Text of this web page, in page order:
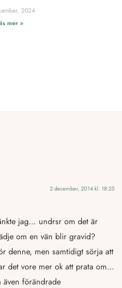
2024
mer »
2 december, 2014 kl. 18:25
jag… undrsr om det är
om en vän blir gravid?
denne, men samtidigt sörja att
det vore mer ok att prata om…
även förändrade